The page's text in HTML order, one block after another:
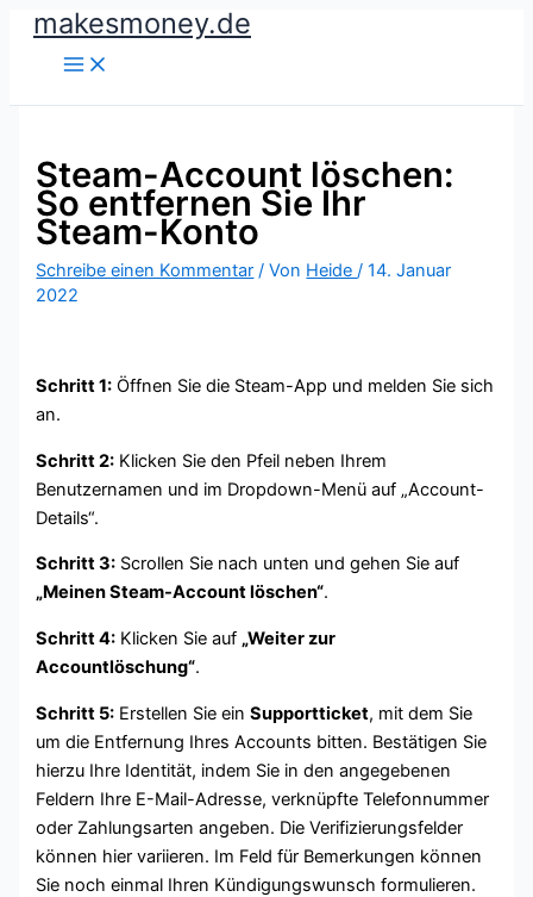
Zummakesmoney.de
Steam-Account löschen:
So entfernen Sie Ihr
Steam-Konto
Schreibe einen Kommentar / Von Heide/14. Januar
2022
Schritt 1: Öffnen Sie die Steam-App und melden Sie sich
an.
Schritt 2: Klicken Sie den Pfeil neben Ihrem
Benutzernamen und im Dropdown-Menü auf „Account-
Details“.
Schritt 3: Scrollen Sie nach unten und gehen Sie auf
„Meinen Steam-Account löschen“.
Schritt 4: Klicken Sie auf „Weiter zur
Accountlöschung“.
Schritt 5: Erstellen Sie einSupportticket, mit dem Sie
um die Entfernung Ihres Accounts bitten. Bestätigen Sie
hierzu Ihre Identität, indem Sie in den angegebenen
Feldern Ihre E-Mail-Adresse, verknüpfte Telefonnummer
oder Zahlungsarten angeben. Die Verifizierungsfelder
können hier variieren. Im Feld für Bemerkungen können
Sie noch einmal Ihren Kündigungswunsch formulieren.